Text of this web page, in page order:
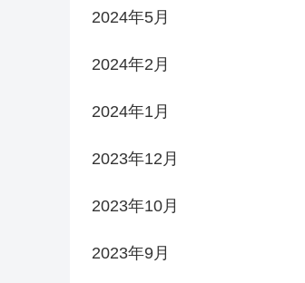
2024年5月
2024年2月
2024年1月
2023年12月
2023年10月
2023年9月